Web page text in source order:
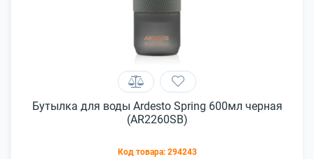
Бутылка для воды Ardesto Spring 600мл черная
(AR2260SB)
Код товара: 294243